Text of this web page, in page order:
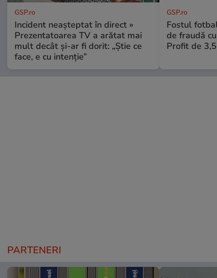
GSP.ro
Incident neașteptat în direct »
Prezentatoarea TV a arătat mai
mult decât și-ar fi dorit: „Știe ce
face, e cu intenție”
GSP.ro
Fostul
de fraudă
Profit de
PARTENERI